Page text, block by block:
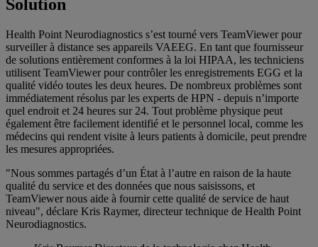
Solution
Health Point Neurodiagnostics s’est tourné vers TeamViewer pour
surveiller à distance ses appareils VAEEG. En tant que fournisseur
de solutions entièrement conformes à la loi HIPAA, les techniciens
utilisent TeamViewer pour contrôler les enregistrements EGG et la
qualité vidéo toutes les deux heures. De nombreux problèmes sont
immédiatement résolus par les experts de HPN - depuis n’importe
quel endroit et 24 heures sur 24. Tout problème physique peut
également être facilement identifié et le personnel local, comme les
médecins qui rendent visite à leurs patients à domicile, peut prendre
les mesures appropriées.
"Nous sommes partagés d’un État à l’autre en raison de la haute
qualité du service et des données que nous saisissons, et
TeamViewer nous aide à fournir cette qualité de service de haut
niveau", déclare Kris Raymer, directeur technique de Health Point
Neurodiagnostics.